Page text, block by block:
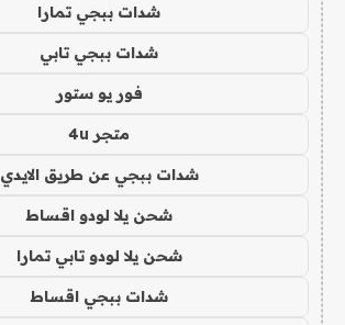
شدات ببجي تمارا
شدات ببجي تابي
فور يو ستور
متجر 4u
شدات ببجي عن طريق الايدي
شحن يلا لودو اقساط
شحن يلا لودو تابي تمارا
شدات ببجي اقساط